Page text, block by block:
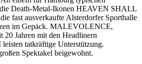
die Death-Metal-Ikonen HEAVEN SHALL
fast ausverkaufte Alsterdorfer Sporthalle
im Gepäck. MALEVOLENCE,
Jahren mit den Headlinern
tatkräftige Unterstützung.
Spektakel beigewohnt.